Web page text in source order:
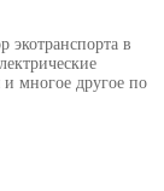
в
и многое другое по